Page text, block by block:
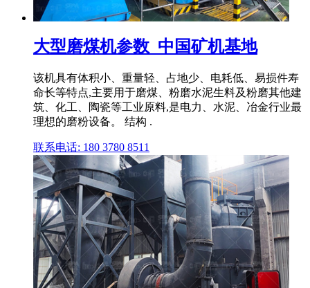
大型磨煤机参数_中国矿机基地
该机具有体积小、重量轻、占地少、电耗低、易损件寿
命长等特点,主要用于磨煤、粉磨水泥生料及粉磨其他建
筑、化工、陶瓷等工业原料,是电力、水泥、冶金行业最
理想的磨粉设备。 结构 .
联系电话: 180 3780 8511